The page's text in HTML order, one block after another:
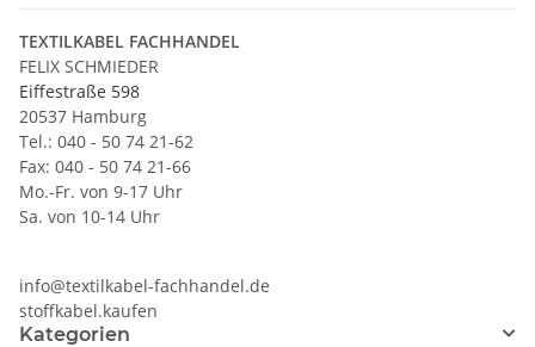
TEXTILKABEL FACHHANDEL
FELIX SCHMIEDER
Eiffestraße 598
20537 Hamburg
Tel.: 040 - 50 74 21-62
Fax: 040 - 50 74 21-66
Mo.-Fr. von 9-17 Uhr
Sa. von 10-14 Uhr
info@textilkabel-fachhandel.de
stoffkabel.kaufen
Kategorien